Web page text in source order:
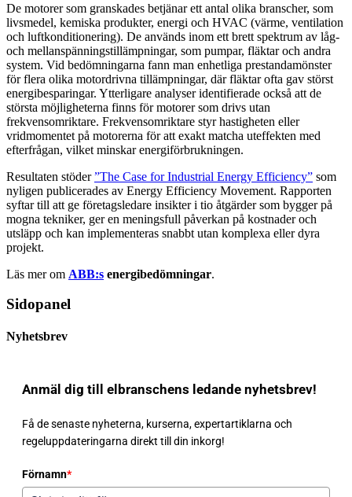
De motorer som granskades betjänar ett antal olika branscher, som
livsmedel, kemiska produkter, energi och HVAC (värme, ventilation
och luftkonditionering). De används inom ett brett spektrum av låg-
och mellanspänningstillämpningar, som pumpar, fläktar och andra
system. Vid bedömningarna fann man enhetliga prestandamönster
för flera olika motordrivna tillämpningar, där fläktar ofta gav störst
energibesparingar. Ytterligare analyser identifierade också att de
största möjligheterna finns för motorer som drivs utan
frekvensomriktare. Frekvensomriktare styr hastigheten eller
vridmomentet på motorerna för att exakt matcha uteffekten med
efterfrågan, vilket minskar energiförbrukningen.
Resultaten stöder”The Case for Industrial Energy Efficiency” som
nyligen publicerades av Energy Efficiency Movement. Rapporten
syftar till att ge företagsledare insikter i tio åtgärder som bygger på
mogna tekniker, ger en meningsfull påverkan på kostnader och
utsläpp och kan implementeras snabbt utan komplexa eller dyra
projekt.
Läs mer om ABB:s energibedömningar.
Sidopanel
Nyhetsbrev
Anmäl dig till elbranschens ledande nyhetsbrev!
Få de senaste nyheterna, kurserna, expertartiklarna och
regeluppdateringarna direkt till din inkorg!
Förnamn*